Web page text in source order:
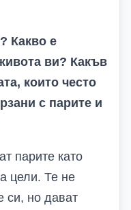
Какво е
ви? Какъв
които често
с парите и
парите като
цели. Те не
си, но дават